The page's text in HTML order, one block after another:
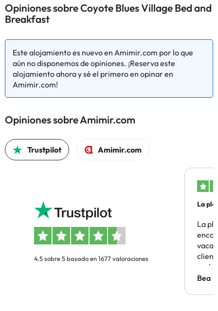
Opiniones sobre Coyote Blues Village Bed and
Breakfast
Este alojamiento es nuevo en Amimir.com por lo que
aún no disponemos de opiniones. ¡Reserva este
alojamiento ahora y sé el primero en opinar en
Amimir.com!
Opiniones sobre Amimir.com
Trustpilot Amimir.com
4.5 sobre 5 basado en 1677 valoraciones
La
La
Bea